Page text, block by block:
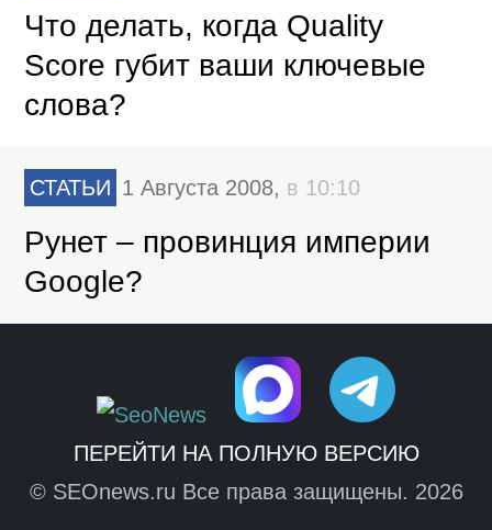
Что делать, когда Quality
Score губит ваши ключевые
слова?
СТАТЬИ 1 Августа 2008, в 10:10
Рунет – провинция империи
Google?
ПЕРЕЙТИ НА ПОЛНУЮ ВЕРСИЮ
© SEOnews.ru Все права защищены. 2026